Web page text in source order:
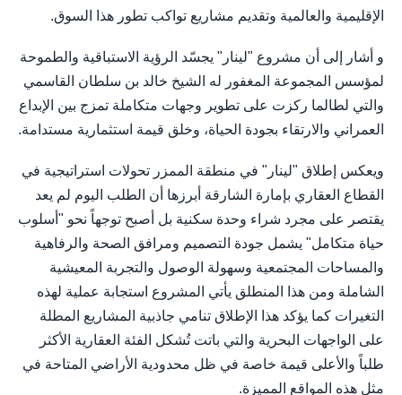
الإقليمية والعالمية وتقديم مشاريع تواكب تطور هذا السوق.
و أشار إلى أن مشروع "لينار" يجسّد الرؤية الاستباقية والطموحة
لمؤسس المجموعة المغفور له الشيخ خالد بن سلطان القاسمي
والتي لطالما ركزت على تطوير وجهات متكاملة تمزج بين الإبداع
العمراني والارتقاء بجودة الحياة، وخلق قيمة استثمارية مستدامة.
ويعكس إطلاق "لينار" في منطقة الممزر تحولات استراتيجية في
القطاع العقاري بإمارة الشارقة أبرزها أن الطلب اليوم لم يعد
يقتصر على مجرد شراء وحدة سكنية بل أصبح توجهاً نحو "أسلوب
حياة متكامل" يشمل جودة التصميم ومرافق الصحة والرفاهية
والمساحات المجتمعية وسهولة الوصول والتجربة المعيشية
الشاملة ومن هذا المنطلق يأتي المشروع استجابة عملية لهذه
التغيرات كما يؤكد هذا الإطلاق تنامي جاذبية المشاريع المطلة
على الواجهات البحرية والتي باتت تُشكل الفئة العقارية الأكثر
طلباً والأعلى قيمة خاصة في ظل محدودية الأراضي المتاحة في
مثل هذه المواقع المميزة.